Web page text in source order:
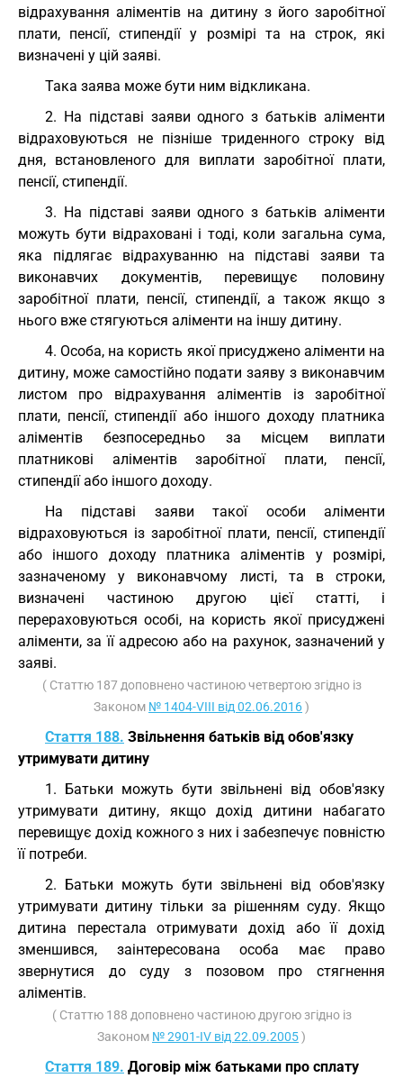
відрахування аліментів на дитину з його заробітної
плати, пенсії, стипендії у розмірі та на строк, які
визначені у цій заяві.
Така заява може бути ним відкликана.
2. На підставі заяви одного з батьків аліменти
відраховуються не пізніше триденного строку від
дня, встановленого для виплати заробітної плати,
пенсії, стипендії.
3. На підставі заяви одного з батьків аліменти
можуть бути відраховані і тоді, коли загальна сума,
яка підлягає відрахуванню на підставі заяви та
виконавчих документів, перевищує половину
заробітної плати, пенсії, стипендії, а також якщо з
нього вже стягуються аліменти на іншу дитину.
4. Особа, на користь якої присуджено аліменти на
дитину, може самостійно подати заяву з виконавчим
листом про відрахування аліментів із заробітної
плати, пенсії, стипендії або іншого доходу платника
аліментів безпосередньо за місцем виплати
платникові аліментів заробітної плати, пенсії,
стипендії або іншого доходу.
На підставі заяви такої особи аліменти
відраховуються із заробітної плати, пенсії, стипендії
або іншого доходу платника аліментів у розмірі,
зазначеному у виконавчому листі, та в строки,
визначені частиною другою цієї статті, і
перераховуються особі, на користь якої присуджені
аліменти, за її адресою або на рахунок, зазначений у
заяві.
( Статтю 187 доповнено частиною четвертою згідно із
Законом № 1404-VIII від 02.06.2016)
Стаття 188. Звільнення батьків від обов'язку
утримувати дитину
1. Батьки можуть бути звільнені від обов'язку
утримувати дитину, якщо дохід дитини набагато
перевищує дохід кожного з них і забезпечує повністю
її потреби.
2. Батьки можуть бути звільнені від обов'язку
утримувати дитину тільки за рішенням суду. Якщо
дитина перестала отримувати дохід або її дохід
зменшився, заінтересована особа має право
звернутися до суду з позовом про стягнення
аліментів.
( Статтю 188 доповнено частиною другою згідно із
Законом № 2901-IV від 22.09.2005)
Стаття 189. Договір між батьками про сплату